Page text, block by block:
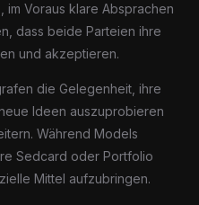
im Voraus klare Absprachen
dass beide Parteien ihre
und akzeptieren.
die Gelegenheit, ihre
Ideen auszuprobieren
Während Models
Sedcard oder Portfolio
Mittel aufzubringen.